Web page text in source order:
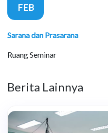
FEB
Sarana dan Prasarana
Ruang Seminar
Berita Lainnya